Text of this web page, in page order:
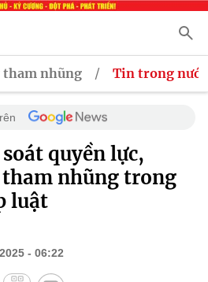
tham nhũng / Tin trong nước
quyền lực,
nhũng trong
luật
- 06:22